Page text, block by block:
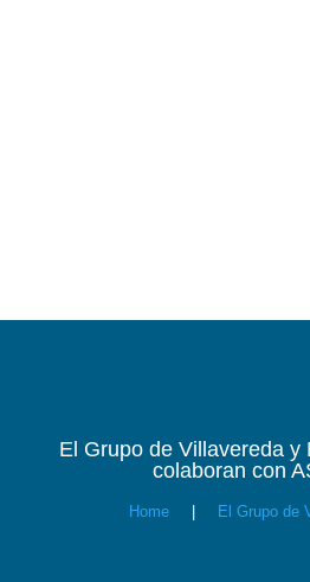
El Grupo de Villavereda y
colaboran con
Home El Grupo de